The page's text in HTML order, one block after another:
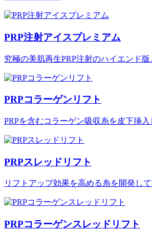
PRP注射アイスプレミアム
究極の美肌再生PRP注射のハイエンド
PRPコラーゲンリフト
PRPを含むコラーゲン吸収糸を皮下挿
PRPスレッドリフト
リフトアップ効果を高める糸を開発し
PRPコラーゲンスレッドリフト